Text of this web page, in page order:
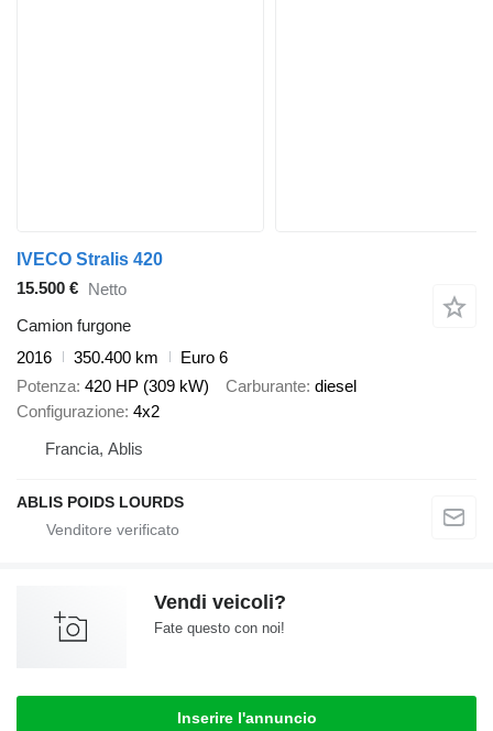
IVECO Stralis 420
15.500 € Netto
Camion furgone
2016
350.400 km
Euro 6
Potenza 420 HP (309 kW) Carburante diesel
Configurazione 4x2
Francia, Ablis
ABLIS POIDS LOURDS
Vendi veicoli?
Fate questo con noi!
Inserire l'annuncio